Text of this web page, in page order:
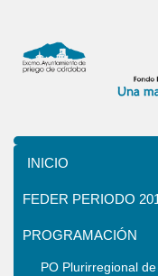
INICIO
FEDER PERIODO
PROGRAMACIÓN
PO Plurirregional